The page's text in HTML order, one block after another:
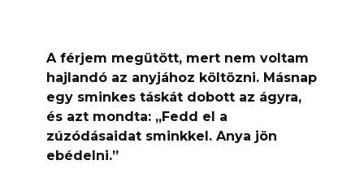
A férjem megütött, mert nem voltam
hajlandó az anyjához költözni. Másnap
egy sminkes táskát dobott az ágyra,
és azt mondta: „Fedd el a
zúzódásaidat sminkkel. Anya jön
ebédelni.”